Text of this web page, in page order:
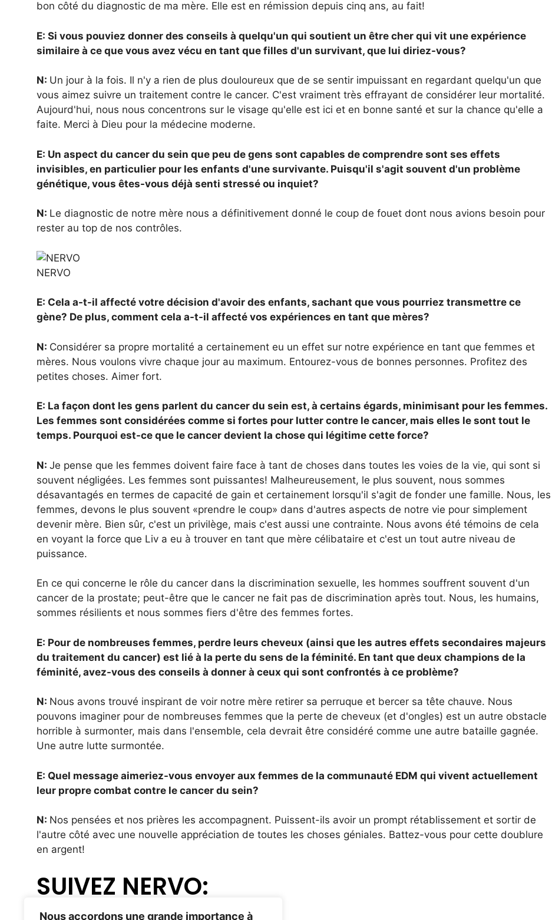
Nous accordons une grande importance à
bon côté du diagnostic de ma mère. Elle est en rémission depuis cinq ans, au fait!
E: Si vous pouviez donner des conseils à quelqu'un qui soutient un être cher qui vit une expérience
similaire à ce que vous avez vécu en tant que filles d'un survivant, que lui diriez-vous?
N: Un jour à la fois. Il n'y a rien de plus douloureux que de se sentir impuissant en regardant quelqu'un que
vous aimez suivre un traitement contre le cancer. C'est vraiment très effrayant de considérer leur mortalité.
Aujourd'hui, nous nous concentrons sur le visage qu'elle est ici et en bonne santé et sur la chance qu'elle a
faite. Merci à Dieu pour la médecine moderne.
E: Un aspect du cancer du sein que peu de gens sont capables de comprendre sont ses effets
invisibles, en particulier pour les enfants d'une survivante. Puisqu'il s'agit souvent d'un problème
génétique, vous êtes-vous déjà senti stressé ou inquiet?
N: Le diagnostic de notre mère nous a définitivement donné le coup de fouet dont nous avions besoin pour
rester au top de nos contrôles.
NERVO
E: Cela a-t-il affecté votre décision d'avoir des enfants, sachant que vous pourriez transmettre ce
gène? De plus, comment cela a-t-il affecté vos expériences en tant que mères?
N: Considérer sa propre mortalité a certainement eu un effet sur notre expérience en tant que femmes et
mères. Nous voulons vivre chaque jour au maximum. Entourez-vous de bonnes personnes. Profitez des
petites choses. Aimer fort.
E: La façon dont les gens parlent du cancer du sein est, à certains égards, minimisant pour les femmes.
Les femmes sont considérées comme si fortes pour lutter contre le cancer, mais elles le sont tout le
temps. Pourquoi est-ce que le cancer devient la chose qui légitime cette force?
N: Je pense que les femmes doivent faire face à tant de choses dans toutes les voies de la vie, qui sont si
souvent négligées. Les femmes sont puissantes! Malheureusement, le plus souvent, nous sommes
désavantagés en termes de capacité de gain et certainement lorsqu'il s'agit de fonder une famille. Nous, les
femmes, devons le plus souvent «prendre le coup» dans d'autres aspects de notre vie pour simplement
devenir mère. Bien sûr, c'est un privilège, mais c'est aussi une contrainte. Nous avons été témoins de cela
en voyant la force que Liv a eu à trouver en tant que mère célibataire et c'est un tout autre niveau de
puissance.
En ce qui concerne le rôle du cancer dans la discrimination sexuelle, les hommes souffrent souvent d'un
cancer de la prostate; peut-être que le cancer ne fait pas de discrimination après tout. Nous, les humains,
sommes résilients et nous sommes fiers d'être des femmes fortes.
E: Pour de nombreuses femmes, perdre leurs cheveux (ainsi que les autres effets secondaires majeurs
du traitement du cancer) est lié à la perte du sens de la féminité. En tant que deux champions de la
féminité, avez-vous des conseils à donner à ceux qui sont confrontés à ce problème?
N: Nous avons trouvé inspirant de voir notre mère retirer sa perruque et bercer sa tête chauve. Nous
pouvons imaginer pour de nombreuses femmes que la perte de cheveux (et d'ongles) est un autre obstacle
horrible à surmonter, mais dans l'ensemble, cela devrait être considéré comme une autre bataille gagnée.
Une autre lutte surmontée.
E: Quel message aimeriez-vous envoyer aux femmes de la communauté EDM qui vivent actuellement
leur propre combat contre le cancer du sein?
N: Nos pensées et nos prières les accompagnent. Puissent-ils avoir un prompt rétablissement et sortir de
l'autre côté avec une nouvelle appréciation de toutes les choses géniales. Battez-vous pour cette doublure
en argent!
SUIVEZ NERVO: